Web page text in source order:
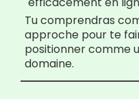
Tu comprendras
approche pour te
positionner comme
domaine.